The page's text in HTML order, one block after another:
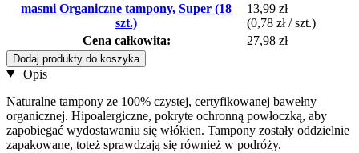
masmi Organiczne tampony, Super (18
szt.)
13,99 zł
(0,78 zł / szt.)
Cena całkowita:
27,98 zł
Dodaj produkty do koszyka
Opis
Naturalne tampony ze 100% czystej, certyfikowanej bawełny
organicznej. Hipoalergiczne, pokryte ochronną powłoczką, aby
zapobiegać wydostawaniu się włókien. Tampony zostały oddzielnie
zapakowane, toteż sprawdzają się również w podróży.